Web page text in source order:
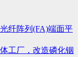
纤阵列(FA)端面平
工厂，改造磷化铟